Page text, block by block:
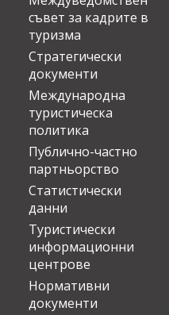
съвет за кадрите в
туризма
Стратегически
документи
Международна
туристическа
политика
Публично-частно
партньорство
Статистически
данни
Туристически
информационни
центрове
Нормативни
документи